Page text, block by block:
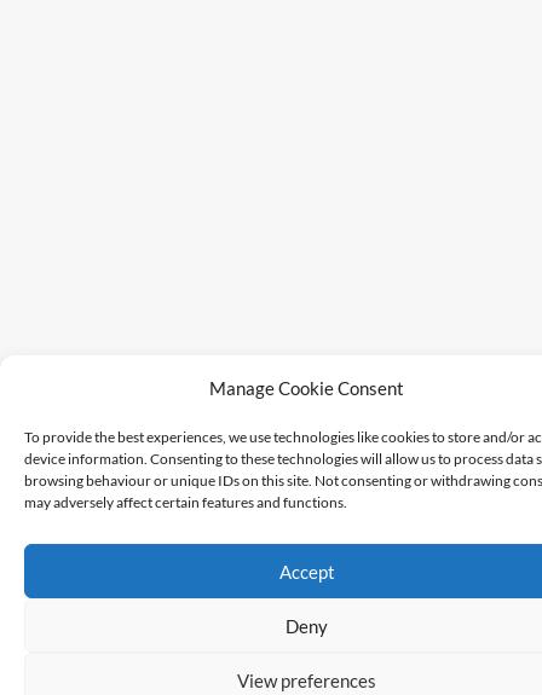
Manage Cookie Consent
To provide the best experiences, we use technologies like cookies to store and/or
device information. Consenting to these technologies will allow us to process data
browsing behaviour or unique IDs on this site. Not consenting or withdrawing
may adversely affect certain features and functions.
Accept
Deny
View preferences